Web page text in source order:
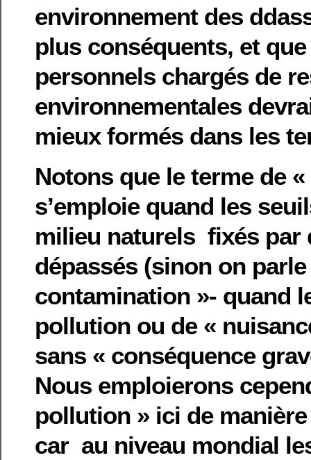
environnement des
plus conséquents, et
personnels chargés de
environnementales
mieux formés dans les
Notons que le terme de
s’emploie quand les
milieu naturels fixés par
dépassés (sinon on
contamination »- quand
pollution ou de «
sans « conséquence
Nous emploierons
pollution » ici de
car au niveau mondial